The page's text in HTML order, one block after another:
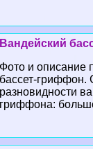
Вандейский
Фото и описание
бассет-гриффон.
разновидности
гриффона: